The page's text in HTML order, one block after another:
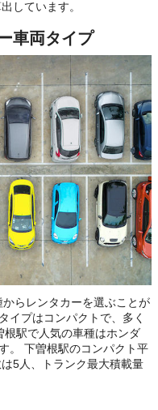
しています。
車両タイプ
らレンタカーを選ぶことが
イプはコンパクトで、多く
駅で人気の車種はホンダ
。 下曽根駅のコンパクト平
5人、トランク最大積載量